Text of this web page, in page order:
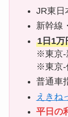
JR東日
新幹線
1日1万
※東京-
※東京-
普通車
えきね
平日の